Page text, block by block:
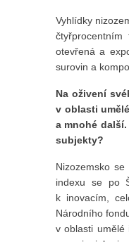
Vyhlídky
otevřená a
surovin a
Na oživení
v oblasti
a mnohé
subjekty?
Nizozemsko
indexu se po
k inovacím,
Národního
v oblasti umělé